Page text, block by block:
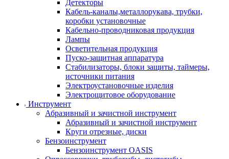
Детекторы
Кабель-каналы,металлорукава, трубки,
коробки установочные
Кабельно-проводниковая продукция
Лампы
Осветительная продукция
Пуско-защитная аппаратура
Стабилизаторы, блоки защиты, таймеры,
источники питания
Электроустановочные изделия
Электрощитовое оборудование
Инструмент
Абразивный и зачистной инструмент
Абразивный и зачистной инструмент
Круги отрезные, диски
Бензоинструмент
Бензоинструмент OASIS